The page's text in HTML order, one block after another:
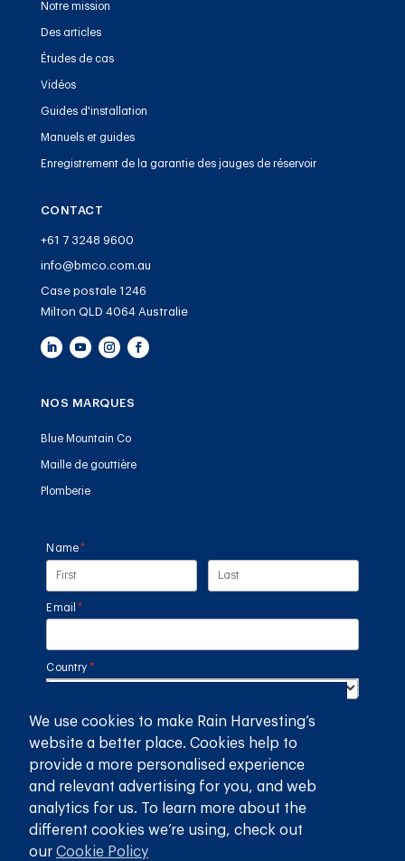
Notre mission
Des articles
Études de cas
Vidéos
Guides d'installation
Manuels et guides
Enregistrement de la garantie des jauges de réservoir
CONTACT
+61 7 3248 9600
info@bmco.com.au
Case postale 1246
Milton QLD 4064 Australie
NOS MARQUES
Blue Mountain Co
Maille de gouttière
Plomberie
Name *
(required)
Email *
(required)
Country *
(required)
SUBMIT
GET THE RAIN HARVESTING™ APP
We use cookies to make Rain Harvesting’s
website a better place. Cookies help to
provide a more personalised experience
and relevant advertising for you, and web
analytics for us. To learn more about the
different cookies we’re using, check out
our Cookie Policy